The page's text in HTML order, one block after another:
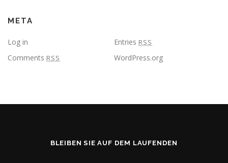
META
Log in Entries RSS
Comments RSS WordPress.org
BLEIBEN SIE AUF DEM LAUFENDEN